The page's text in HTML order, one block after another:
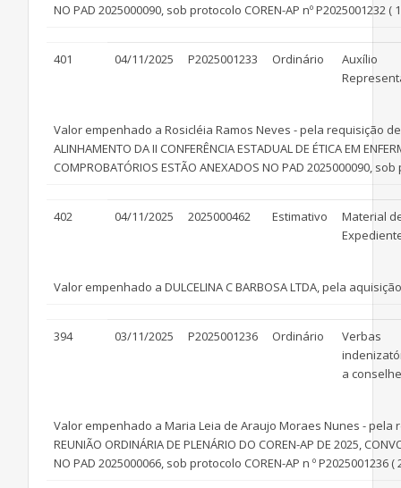
NO PAD 2025000090, sob protocolo COREN-AP nº P2025001232 (
401 04/11/2025 P2025001233 Ordinário
Auxílio
Valor empenhado a Rosicléia Ramos Neves - pela requisição
ALINHAMENTO DA II CONFERÊNCIA ESTADUAL DE ÉTICA EM
COMPROBATÓRIOS ESTÃO ANEXADOS NO PAD 2025000090,
402 04/11/2025 2025000462 Estimativo
Material
Valor empenhado a DULCELINA C BARBOSA LTDA, pela
394 03/11/2025 P2025001236 Ordinário
Verbas
a
Valor empenhado a Maria Leia de Araujo Moraes Nunes - pela
REUNIÃO ORDINÁRIA DE PLENÁRIO DO COREN-AP DE 2025,
NO PAD 2025000066, sob protocolo COREN-AP n º P2025001236 (